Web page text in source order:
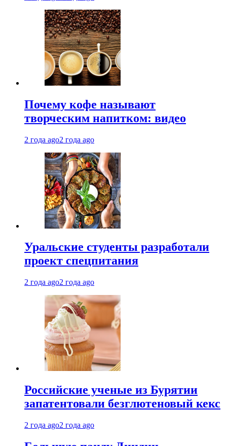
Почему кофе называют
творческим напитком: видео
2 года ago2 года ago
Уральские студенты разработали
проект спецпитания
2 года ago2 года ago
Российские ученые из Бурятии
запатентовали безглютеновый кекс
2 года ago2 года ago